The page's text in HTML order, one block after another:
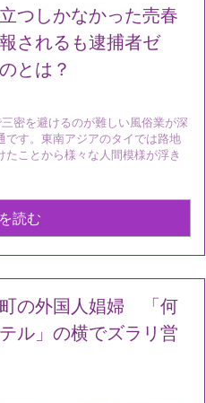
つしかなかった売春
されるも逮捕者ゼ
とは？
密を避けるのが難しい風俗業が深
す。東南アジアのタイでは路地
ことから様々な人間模様が浮き
読む
の外国人娼婦 「何
ル」の横でズラリ営